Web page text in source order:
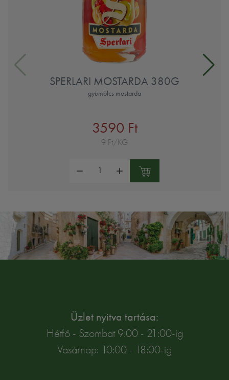
SPERLARI MOSTARDA 380G
gyümölcs mostarda
3590 Ft
9 Ft/KG
Üzlet nyitva tartása:
Hétfő - Szombat 9:00 - 21:00-ig
Vasárnap: 10:00 - 18:00-ig